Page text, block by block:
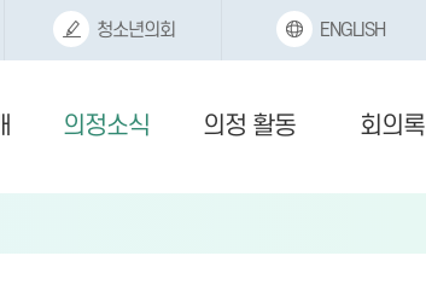
청소년의회 ENGLISH
의정소식 의정 활동 회의록